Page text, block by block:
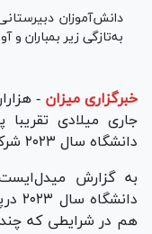
به‌تازگی زیر بمباران
خبرگزاری میزان -
دانشگاه سال ۲۰۲۳ شرکت کردند.
به گزارش میدل‌ایست